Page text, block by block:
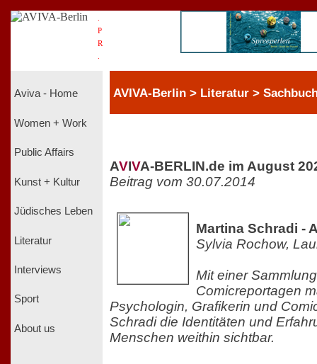
P
R
Aviva - Home
Women + Work
Public Affairs
Kunst + Kultur
Jüdisches Leben
Literatur
Interviews
Sport
About us
AVIVA-Berlin > Literatur >
AVIVA-BERLIN.de im August
Beitrag vom 30.07.2014
Martina Schradi -
Sylvia Rochow,
Mit einer
Comicreportagen
Psychologin, Grafikerin und
Schradi die Identitäten und
Menschen weithin sichtbar.